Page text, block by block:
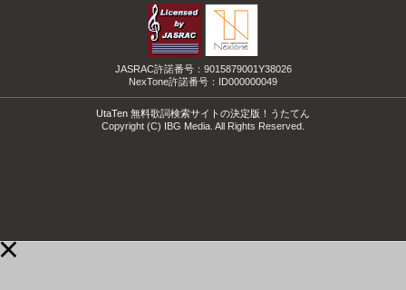
JASRAC許諾番号：9015879001Y38026
NexTone許諾番号：ID000000049
UtaTen 無料歌詞検索サイトの決定版！うたてん
Copyright (C) IBG Media. All Rights Reserved.